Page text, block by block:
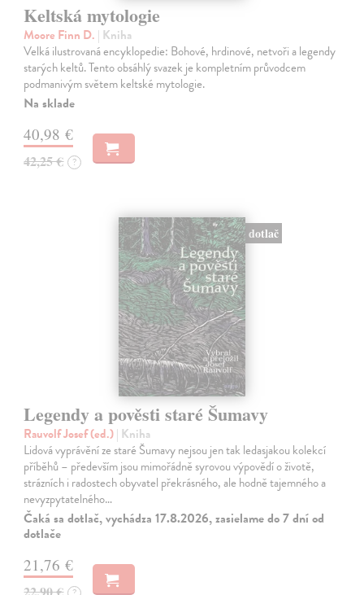
Keltská mytologie
Moore Finn D. | Kniha
Velká ilustrovaná encyklopedie: Bohové, hrdinové, netvoři a legendy
starých keltů. Tento obsáhlý svazek je kompletním průvodcem
podmanivým světem keltské mytologie.
Na sklade
40,98 €
42,25 € ?
dotlač
Legendy a pověsti staré Šumavy
Rauvolf Josef (ed.)| Kniha
Lidová vyprávění ze staré Šumavy nejsou jen tak ledasjakou kolekcí
příběhů – především jsou mimořádně syrovou výpovědí o životě,
strázních i radostech obyvatel překrásného, ale hodně tajemného a
nevyzpytatelného…
Čaká sa dotlač, vychádza 17.8.2026, zasielame do 7 dní od
dotlače
21,76 €